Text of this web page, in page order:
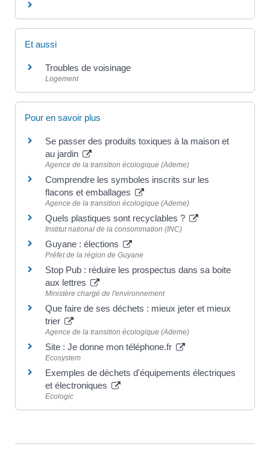
Et aussi
Troubles de voisinage
Logement
Pour en savoir plus
Se passer des produits toxiques à la maison et
au jardin
Agence de la transition écologique (Ademe)
Comprendre les symboles inscrits sur les
flacons et emballages
Agence de la transition écologique (Ademe)
Quels plastiques sont recyclables ?
Institut national de la consommation (INC)
Guyane : élections
Préfet de la région de Guyane
Stop Pub : réduire les prospectus dans sa boite
aux lettres
Ministère chargé de l'environnement
Que faire de ses déchets : mieux jeter et mieux
trier
Agence de la transition écologique (Ademe)
Site : Je donne mon téléphone.fr
Ecosystem
Exemples de déchets d'équipements électriques
et électroniques
Ecologic